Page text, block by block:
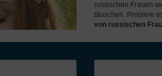
russischen Frauen
täuschen. Probiere
von russischen